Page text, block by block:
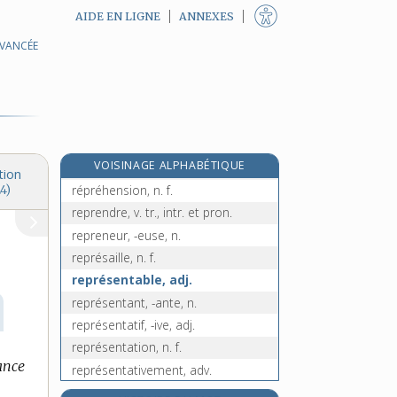
AIDE EN LIGNE ANNEXES
VOISINAGE ALPHABÉTIQUE
répréhensiblement, adv.
édition]
répréhension, n. f.
reprendre, v. tr., intr. et pron.
repreneur, -euse, n.
représaille, n. f.
représentable, adj.
représentant, -ante, n.
représentatif, -ive, adj.
représentation, n. f.
représentativement, adv.
représentativité, n. f.